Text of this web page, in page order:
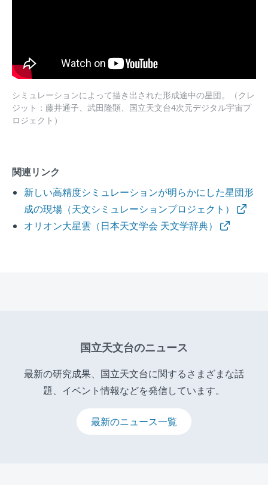
シミュレーションによって描き出された形成途中の星団。（クレ
ジット：藤井通子、武田隆顕、国立天文台4次元デジタル宇宙プ
ロジェクト）
関連リンク
新しい高精度シミュレーションが明らかにした星団形
成の現場（天文シミュレーションプロジェクト）
オリオン大星雲（日本天文学会 天文学辞典）
国立天文台のニュース
最新の研究成果、国立天文台に関するさまざまな話
題、イベント情報などを発信しています。
最新のニュース一覧